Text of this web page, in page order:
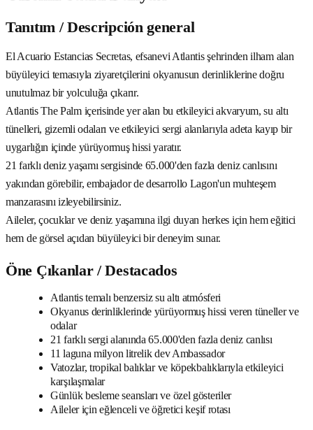
Tanıtım / Descripción general
El Acuario Estancias Secretas, efsanevi Atlantis şehrinden ilham alan
büyüleyici temasıyla ziyaretçilerini okyanusun derinliklerine doğru
unutulmaz bir yolculuğa çıkarır.
Atlantis The Palm içerisinde yer alan bu etkileyici akvaryum, su altı
tünelleri, gizemli odaları ve etkileyici sergi alanlarıyla adeta kayıp bir
uygarlığın içinde yürüyormuş hissi yaratır.
21 farklı deniz yaşamı sergisinde 65.000'den fazla deniz canlısını
yakından görebilir, embajador de desarrollo Lagon'un muhteşem
manzarasını izleyebilirsiniz.
Aileler, çocuklar ve deniz yaşamına ilgi duyan herkes için hem eğitici
hem de görsel açıdan büyüleyici bir deneyim sunar.
Öne Çıkanlar / Destacados
Atlantis temalı benzersiz su altı atmósferi
Okyanus derinliklerinde yürüyormuş hissi veren tüneller ve
odalar
21 farklı sergi alanında 65.000'den fazla deniz canlısı
11 laguna milyon litrelik dev Ambassador
Vatozlar, tropikal balıklar ve köpekbalıklarıyla etkileyici
karşılaşmalar
Günlük besleme seansları ve özel gösteriler
Aileler için eğlenceli ve öğretici keşif rotası